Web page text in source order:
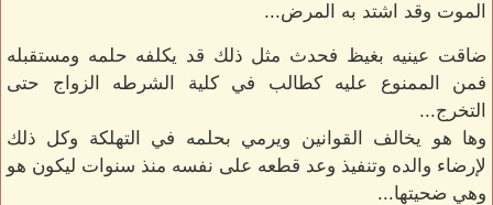
الموت وقد اشتد به المرض...
ضاقت عينيه بغيظ فحدث مثل ذلك قد يكلفه حلمه ومستقبله
فمن الممنوع عليه كطالب في كلية الشرطه الزواج حتى
التخرج...
وها هو يخالف القوانين ويرمي بحلمه في التهلكة وكل ذلك
لإرضاء والده وتنفيذ وعد قطعه على نفسه منذ سنوات ليكون هو
وهي ضحيتها...